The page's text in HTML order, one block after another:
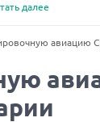
далее
авиацию